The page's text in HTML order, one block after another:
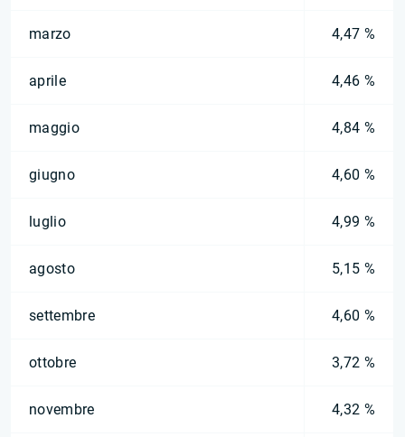
marzo 4,47 %
aprile 4,46 %
maggio 4,84 %
giugno 4,60 %
luglio 4,99 %
agosto 5,15 %
settembre 4,60 %
ottobre 3,72 %
novembre 4,32 %